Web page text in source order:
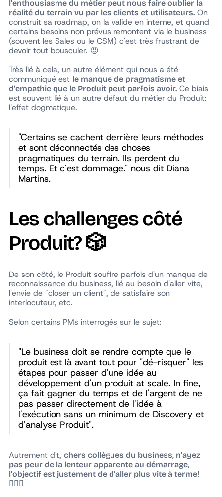
l'enthousiasme du métier peut nous faire oublier la
réalité du terrain vu par les clients et utilisateurs.On
construit sa roadmap, on la valide en interne, et quand
certains besoins non prévus remontent via le business
(souvent les Sales ou le CSM) c'est très frustrant de
devoir tout bousculer. 😡
Très lié à cela, un autre élément qui nous a été
communiqué est le manque de pragmatisme et
d'empathie que le Produit peut parfois avoir.Ce biais
est souvent lié à un autre défaut du métier du Produit:
l'effet dogmatique.
"Certains se cachent derrière leurs méthodes
et sont déconnectés des choses
pragmatiques du terrain. Ils perdent du
temps. Et c'est dommage." nous dit Diana
Martins.
Les challenges côté
Produit? 🎲
De son côté, le Produit souffre parfois d'un manque de
reconnaissance du business, lié au besoin d'aller vite,
l'envie de "closer un client", de satisfaire son
interlocuteur, etc.
Selon certains PMs interrogés sur le sujet:
"Le business doit se rendre compte que le
produit est là avant tout pour "dé-risquer" les
étapes pour passer d'une idée au
développement d'un produit at scale. In fine,
ça fait gagner du temps et de l'argent de ne
pas passer directement de l'idée à
l'exécution sans un minimum de Discovery et
d'analyse Produit".
Autrement dit, chers collègues du business, n'ayez
pas peur de la lenteur apparente au démarrage,
l'objectif est justement de d'aller plus vite à terme!
🚴🏻‍♀️